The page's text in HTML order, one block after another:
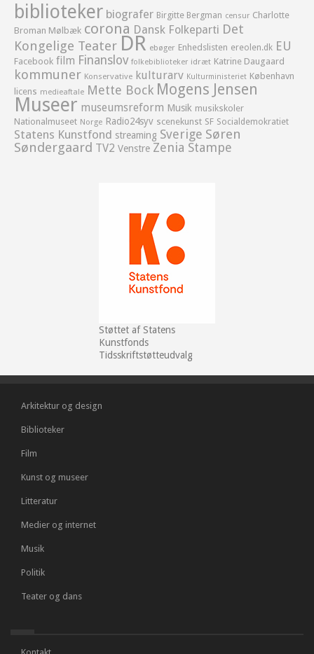
biblioteker biografer Birgitte Bergman censur Charlotte
Broman Mølbæk corona Dansk Folkeparti Det
Kongelige Teater DR ebøger Enhedslisten ereolen.dk EU
Facebook film Finanslov folkebiblioteker idræt Katrine Daugaard
kommuner Konservative kulturarv Kulturministeriet København
licens medieaftale Mette Bock Mogens Jensen
Museer museumsreform Musik musikskoler
Nationalmuseet Norge Radio24syv scenekunst SF Socialdemokratiet
Statens Kunstfond streaming Sverige Søren
Søndergaard TV2 Venstre Zenia Stampe
Støttet af Statens
Kunstfonds
Tidsskriftstøtteudvalg
Arkitektur og design
Biblioteker
Film
Kunst og museer
Litteratur
Medier og internet
Musik
Politik
Teater og dans